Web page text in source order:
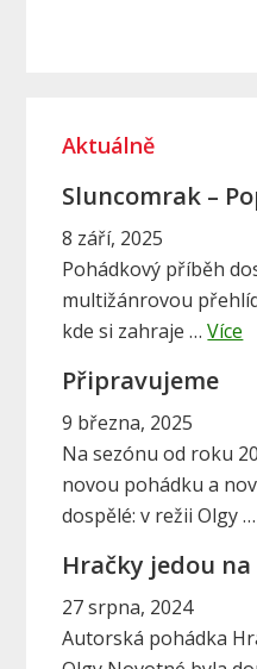
Aktuálně
Sluncomrak –
8 září, 2025
Pohádkový příběh
multižánrovou
kde si zahraje …Více
t
S
l
n
o
Připravujeme
9 března, 2025
Na sezónu od roku
novou pohádku a
dospělé: v režii Olgy
Hračky jedou
27 srpna, 2024
Autorská pohádka